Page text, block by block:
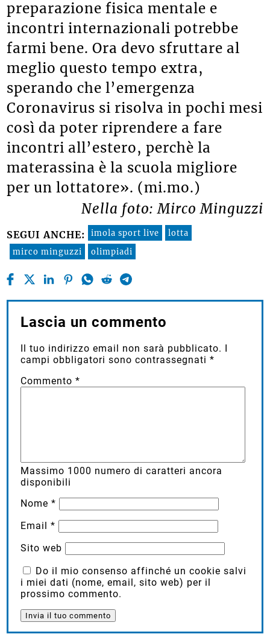
preparazione fisica mentale e
incontri internazionali potrebbe
farmi bene. Ora devo sfruttare al
meglio questo tempo extra,
sperando che l’emergenza
Coronavirus si risolva in pochi mesi
così da poter riprendere a fare
incontri all’estero, perchè la
materassina è la scuola migliore
per un lottatore». (mi.mo.)
Nella foto: Mirco Minguzzi
SEGUI ANCHE: imola sport live
lotta
mirco minguzzi
olimpiadi
Lascia un commento
Il tuo indirizzo email non sarà pubblicato. I
campi obbligatori sono contrassegnati*
Commento*
Massimo 1000 numero di caratteri ancora
disponibili
Nome*
Email*
Sito web
Do il mio consenso affinché un cookie salvi
i miei dati (nome, email, sito web) per il
prossimo commento.